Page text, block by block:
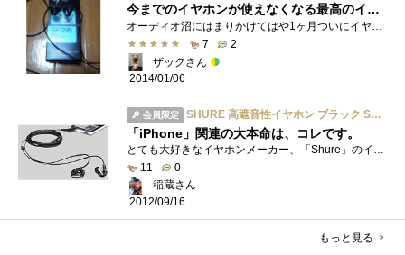
今までのイヤホンが使えなくなる最高のイヤホン
オーディオ沼にはまりかけてはや1ヶ月ついにイヤホンに手を出したくなってしまったしかしながらあんまりお金をかけることは許されない立場そ�...
7
2
ザックさん
2014/01/06
会員限定 SHURE 高遮音性イヤホン ブラック SE215-K-J
「iPhone」関連の大本命は、コレです。
とても大好きなイヤホンメーカー、「Shure」のイヤホンです。もちろん、今までも使ってきました。ですが、ユニットの付け根付近のケーブル被服...
11
0
稲蔵さん
2012/09/16
もっと見る